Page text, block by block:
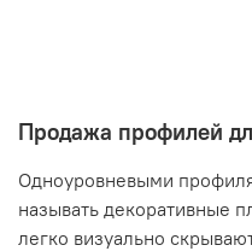
Продажа профилей
Одноуровневыми
называть декоративные
легко визуально